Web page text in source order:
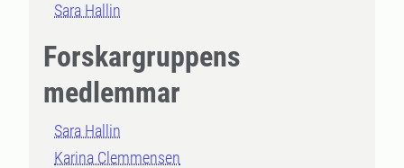
Sara Hallin
Forskargruppens
medlemmar
Sara Hallin
Karina Clemmensen